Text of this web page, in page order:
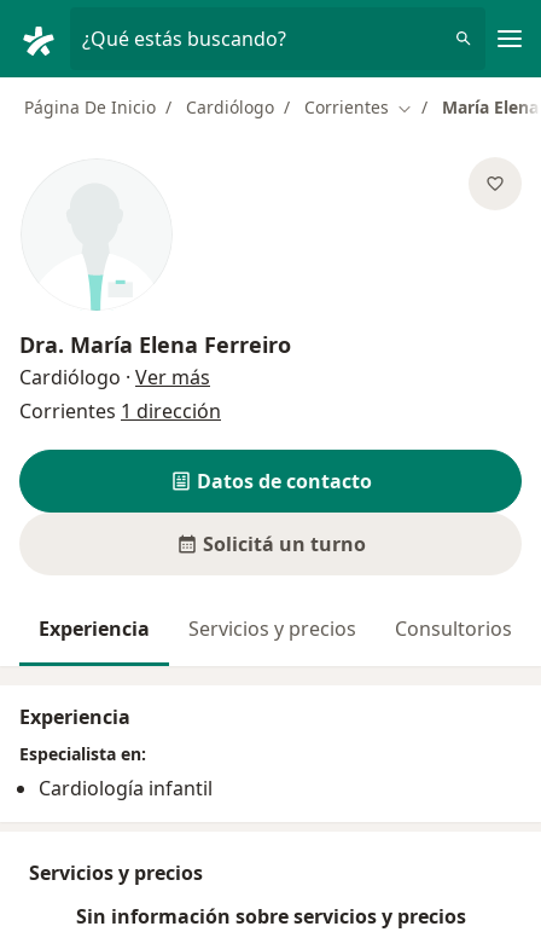
¿Qué estás buscando?
Página De Inicio Cardiólogo Corrientes Cambiar de
María
Dra. María Elena Ferreiro
Cardiólogo · Ver más
Corrientes 1 dirección
Datos de contacto
Solicitá un turno
Experiencia Servicios y precios Consultorios
Experiencia
Especialista en:
Cardiología infantil
Servicios y precios
Sin información sobre servicios y precios